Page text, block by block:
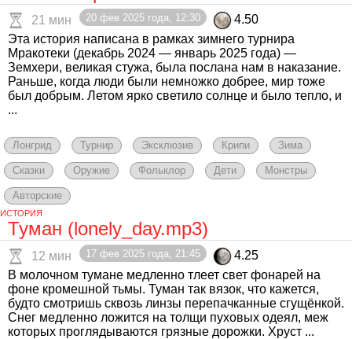
21 мин 20 фев 2025 года, 12:30
4.50
Эта история написана в рамках зимнего турнира
Мракотеки (декабрь 2024 — январь 2025 года) —
Земхери, великая стужа, была послана нам в наказание.
Раньше, когда люди были немножко добрее, мир тоже
был добрым. Летом ярко светило солнце и было тепло, и
...
Лонгрид Турнир Эксклюзив Крипи Зима
Сказки Оружие Фольклор Дети Монстры
Авторские
ИСТОРИЯ
Туман (lonely_day.mp3)
12 мин 17 фев 2025 года, 21:45
4.25
В молочном тумане медленно тлеет свет фонарей на
фоне кромешной тьмы. Туман так вязок, что кажется,
будто смотришь сквозь линзы перепачканные сгущёнкой.
Снег медленно ложится на толщи пуховых одеял, меж
которых проглядываются грязные дорожки. Хруст ...